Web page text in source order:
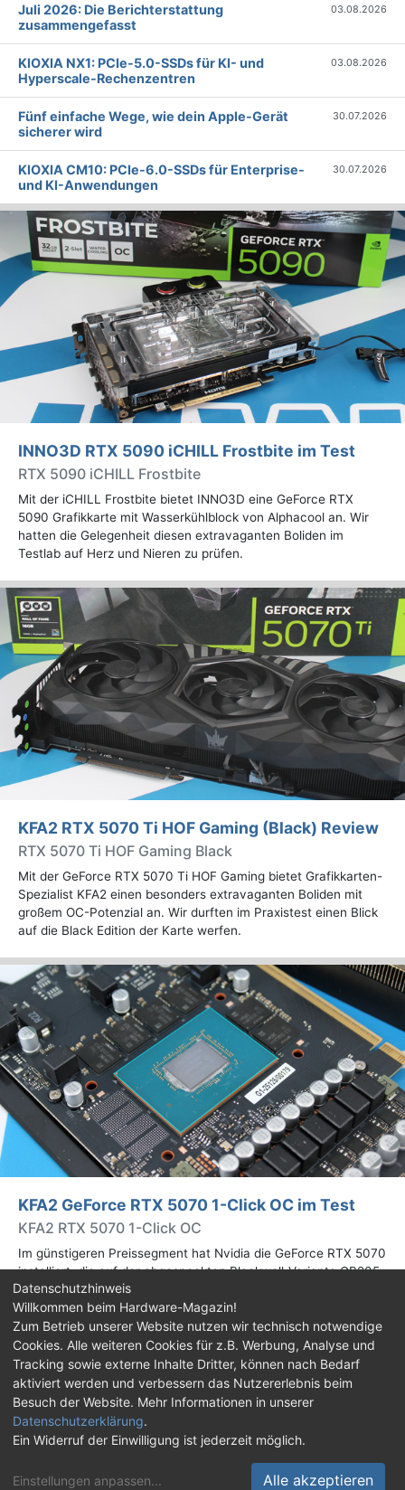
Juli 2026: Die Bericht­erstattung
zusammengefasst
03.08.2026
KIOXIA NX1: PCIe-5.0-SSDs für KI- und
Hyperscale-Rechenzentren
03.08.2026
Fünf einfache Wege, wie dein Apple-Gerät
sicherer wird
30.07.2026
KIOXIA CM10: PCIe-6.0-SSDs für Enterprise-
und KI-Anwendungen
30.07.2026
INNO3D RTX 5090 iCHILL Frostbite im Test
RTX 5090 iCHILL Frostbite
Mit der iCHILL Frostbite bietet INNO3D eine GeForce RTX
5090 Grafikkarte mit Wasserkühlblock von Alphacool an. Wir
hatten die Gelegenheit diesen extravaganten Boliden im
Testlab auf Herz und Nieren zu prüfen.
KFA2 RTX 5070 Ti HOF Gaming (Black) Review
RTX 5070 Ti HOF Gaming Black
Mit der GeForce RTX 5070 Ti HOF Gaming bietet Grafikkarten-
Spezialist KFA2 einen besonders extravaganten Boliden mit
großem OC-Potenzial an. Wir durften im Praxistest einen Blick
auf die Black Edition der Karte werfen.
KFA2 GeForce RTX 5070 1-Click OC im Test
KFA2 RTX 5070 1-Click OC
Im günstigeren Preissegment hat Nvidia die GeForce RTX 5070
installiert, die auf der abgespeckten Blackwell-Variante GB205
basiert. Wir haben uns ein Custom-Design von Hersteller KFA2
im Test genauer angesehen.
Impressum| Kontakt |Jobs |Datenschutz |
Consent‑Einstellungen |Haftungsausschluss
Feed Facebook
Twitch
Discord
© Copyright 2001 - 2026 Hardware-Magazin
Datenschutzhinweis
Willkommen beim Hardware-Magazin!
Zum Betrieb unserer Website nutzen wir technisch notwendige
Cookies. Alle weiteren Cookies für z.B. Werbung, Analyse und
Tracking sowie externe Inhalte Dritter, können nach Bedarf
aktiviert werden und verbessern das Nutzererlebnis beim
Besuch der Website. Mehr Informationen in unserer
Datenschutzerklärung.
Ein Widerruf der Einwilligung ist jederzeit möglich.
Einstellungen anpassen... Alle akzeptieren